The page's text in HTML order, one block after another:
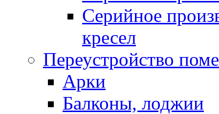
Серийное
кресел
Переустройство
Арки
Балконы, лоджии